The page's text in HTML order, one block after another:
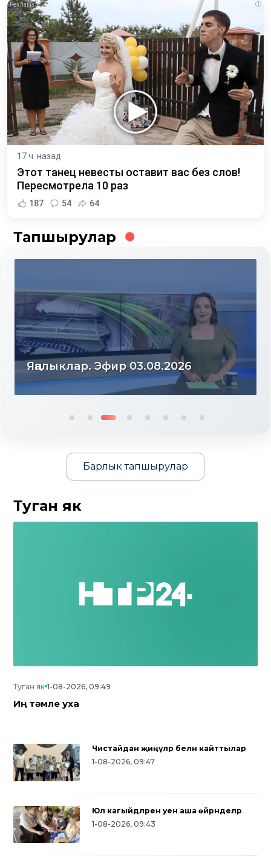
i
17 ч. назад
Этот танец невесты оставит вас без слов!
Пересмотрела 10 раз
187 54 64
Тапшырулар
Яңалыклар. Эфир 31.07.2026
Барлык тапшырулар
Туган як
Туган як 1-08-2026, 09:49
Иң тәмле уха
Чистайдан җиңүләр белән кайттылар
1-08-2026, 09:47
Юл кагыйдәләрен уен аша өйрәнделәр
1-08-2026, 09:43